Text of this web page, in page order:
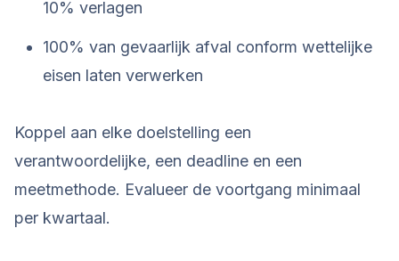
10% verlagen
100% van gevaarlijk afval conform wettelijke
eisen laten verwerken
Koppel aan elke doelstelling een
verantwoordelijke, een deadline en een
meetmethode. Evalueer de voortgang minimaal
per kwartaal.